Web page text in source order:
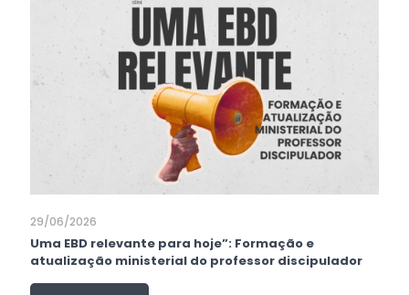
29/06/2026
Uma EBD relevante para hoje”: Formação e
atualização ministerial do professor discipulador